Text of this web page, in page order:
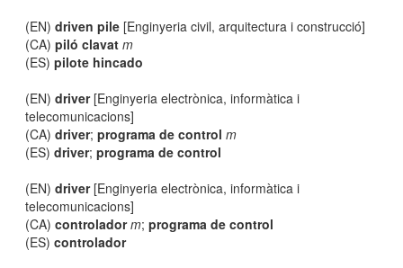
(EN)driven pile [Enginyeria civil, arquitectura i construcció]
(CA)piló clavat m
(ES)pilote hincado
(EN)driver[Enginyeria electrònica, informàtica i
telecomunicacions]
(CA)driver;programa de control m
(ES)driver;programa de control
(EN)driver[Enginyeria electrònica, informàtica i
telecomunicacions]
(CA)controlador m;programa de control
(ES)controlador